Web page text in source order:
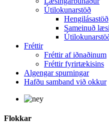
Útilokunarstöð
Hengilásastöð
Sameinuð
Fréttir
Fréttir af iðnaðinum
Fréttir fyrirtækisins
Algengar spurningar
Hafðu samband við okkur
Flokkar